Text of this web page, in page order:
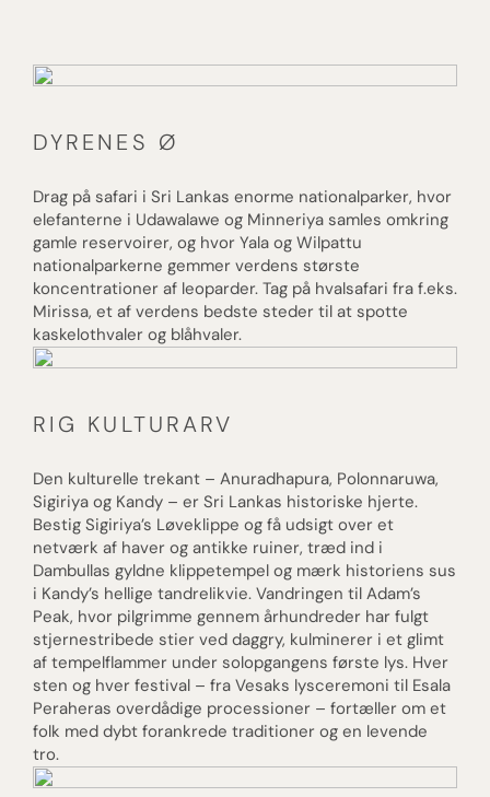
DYRENES Ø
Drag på safari i Sri Lankas enorme nationalparker, hvor
elefanterne i Udawalawe og Minneriya samles omkring
gamle reservoirer, og hvor Yala og Wilpattu
nationalparkerne gemmer verdens største
koncentrationer af leoparder. Tag på hvalsafari fra f.eks.
Mirissa, et af verdens bedste steder til at spotte
kaskelothvaler og blåhvaler.
RIG KULTURARV
Den kulturelle trekant – Anuradhapura, Polonnaruwa,
Sigiriya og Kandy – er Sri Lankas historiske hjerte.
Bestig Sigiriya’s Løveklippe og få udsigt over et
netværk af haver og antikke ruiner, træd ind i
Dambullas gyldne klippetempel og mærk historiens sus
i Kandy’s hellige tandrelikvie. Vandringen til Adam’s
Peak, hvor pilgrimme gennem århundreder har fulgt
stjernestribede stier ved daggry, kulminerer i et glimt
af tempelflammer under solopgangens første lys. Hver
sten og hver festival – fra Vesaks lysceremoni til Esala
Peraheras overdådige processioner – fortæller om et
folk med dybt forankrede traditioner og en levende
tro.